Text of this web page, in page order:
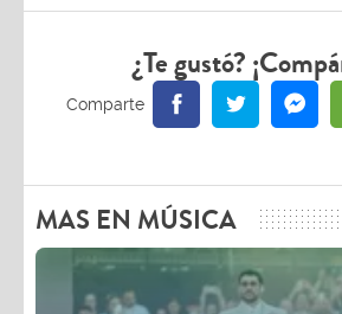
¿Te gustó?
MAS EN MÚSICA